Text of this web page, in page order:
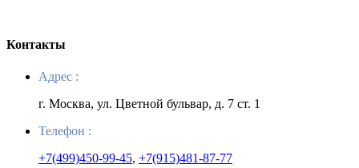
Контакты
Адрес :
г. Москва, ул. Цветной бульвар, д. 7 ст. 1
Телефон :
+7(499)450-99-45, +7(915)481-87-77